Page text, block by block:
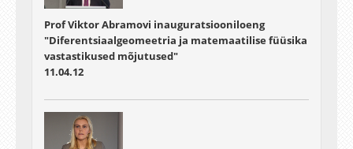
Prof Viktor Abramovi inauguratsiooniloeng
"Diferentsiaalgeomeetria ja matemaatilise füüsika
vastastikused mõjutused"
11.04.12